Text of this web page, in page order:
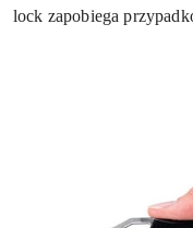
lock zapobiega